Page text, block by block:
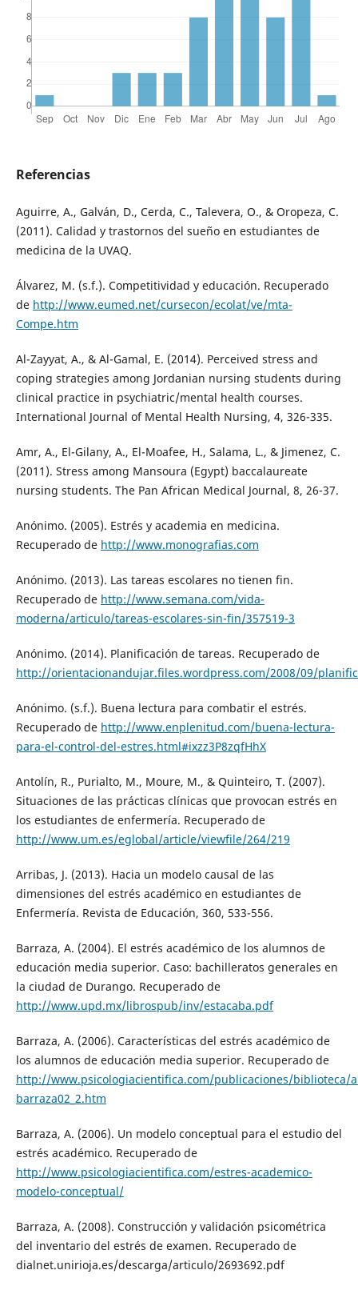
Referencias
Aguirre, A., Galván, D., Cerda, C., Talevera, O., & Oropeza, C.
(2011). Calidad y trastornos del sueño en estudiantes de
medicina de la UVAQ.
Álvarez, M. (s.f.). Competitividad y educación. Recuperado
de http://www.eumed.net/cursecon/ecolat/ve/mta-
Compe.htm
Al-Zayyat, A., & Al-Gamal, E. (2014). Perceived stress and
coping strategies among Jordanian nursing students during
clinical practice in psychiatric/mental health courses.
International Journal of Mental Health Nursing, 4, 326-335.
Amr, A., El-Gilany, A., El-Moafee, H., Salama, L., & Jimenez, C.
(2011). Stress among Mansoura (Egypt) baccalaureate
nursing students. The Pan African Medical Journal, 8, 26-37.
Anónimo. (2005). Estrés y academia en medicina.
Recuperado de http://www.monografias.com
Anónimo. (2013). Las tareas escolares no tienen fin.
Recuperado de http://www.semana.com/vida-
moderna/articulo/tareas-escolares-sin-fin/357519-3
Anónimo. (2014). Planificación de tareas. Recuperado de
http://orientacionandujar.files.wordpress.com/2008/09/
Anónimo. (s.f.). Buena lectura para combatir el estrés.
Recuperado de http://www.enplenitud.com/buena-lectura-
para-el-control-del-estres.html#ixzz3P8zqfHhX
Antolín, R., Purialto, M., Moure, M., & Quinteiro, T. (2007).
Situaciones de las prácticas clínicas que provocan estrés en
los estudiantes de enfermería. Recuperado de
http://www.um.es/eglobal/article/viewfile/264/219
Arribas, J. (2013). Hacia un modelo causal de las
dimensiones del estrés académico en estudiantes de
Enfermería. Revista de Educación, 360, 533-556.
Barraza, A. (2004). El estrés académico de los alumnos de
educación media superior. Caso: bachilleratos generales en
la ciudad de Durango. Recuperado de
http://www.upd.mx/librospub/inv/estacaba.pdf
Barraza, A. (2006). Características del estrés académico de
los alumnos de educación media superior. Recuperado de
http://www.psicologiacientifica.com/publicaciones/biblioteca/
barraza02_2.htm
Barraza, A. (2006). Un modelo conceptual para el estudio del
estrés académico. Recuperado de
http://www.psicologiacientifica.com/estres-academico-
modelo-conceptual/
Barraza, A. (2008). Construcción y validación psicométrica
del inventario del estrés de examen. Recuperado de
dialnet.unirioja.es/descarga/articulo/2693692.pdf